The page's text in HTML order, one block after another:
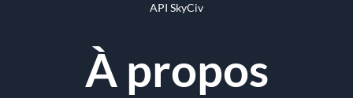
API SkyCiv
À propos